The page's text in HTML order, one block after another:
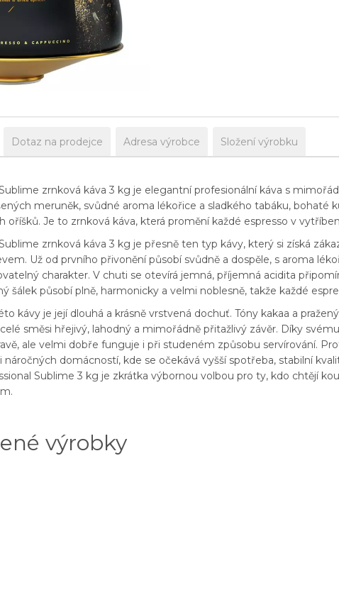
Dotaz na prodejce Adresa výrobce Složení výrobku
zrnková káva 3 kg je elegantní profesionální káva s
meruněk, svůdné aroma lékořice a sladkého tabáku, bohaté
oříšků. Je to zrnková káva, která promění každé espresso v
zrnková káva 3 kg je přesně ten typ kávy, který si získá
Už od prvního přivonění působí svůdně a dospěle, s aroma
charakter. V chuti se otevírá jemná, příjemná acidita
šálek působí plně, harmonicky a velmi noblesně, takže každé
kávy je její dlouhá a krásně vrstvená dochuť. Tóny kakaa a
směsi hřejivý, lahodný a mimořádně přitažlivý závěr. Díky
ale velmi dobře funguje i při studeném způsobu servírování.
náročných domácností, kde se očekává vyšší spotřeba, stabilní
Sublime 3 kg je zkrátka výbornou volbou pro ty, kdo chtějí
výrobky